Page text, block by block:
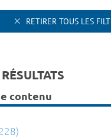
RETIRER TOUS LES
contenu